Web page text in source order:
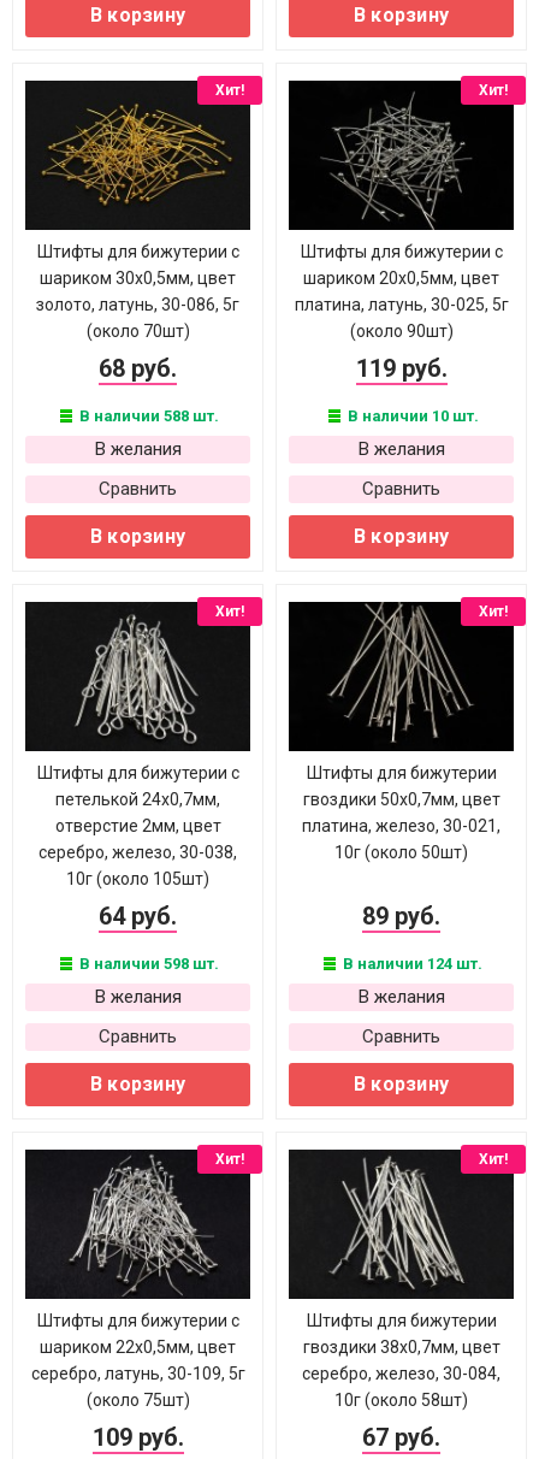
В корзину В корзину
Хит!
Штифты для бижутерии с
шариком 30х0,5мм, цвет
золото, латунь, 30-086, 5г
(около 70шт)
68 руб.
В наличии 588 шт.
В желания
Сравнить
В корзину
Хит!
Штифты для бижутерии с
шариком 20х0,5мм, цвет
платина, латунь, 30-025, 5г
(около 90шт)
119 руб.
В наличии 10 шт.
В желания
Сравнить
В корзину
Хит!
Штифты для бижутерии с
петелькой 24х0,7мм,
отверстие 2мм, цвет
серебро, железо, 30-038,
10г (около 105шт)
64 руб.
В наличии 598 шт.
В желания
Сравнить
В корзину
Хит!
Штифты для бижутерии
гвоздики 50х0,7мм, цвет
платина, железо, 30-021,
10г (около 50шт)
89 руб.
В наличии 124 шт.
В желания
Сравнить
В корзину
Хит!
Штифты для бижутерии с
шариком 22х0,5мм, цвет
серебро, латунь, 30-109, 5г
(около 75шт)
109 руб.
Хит!
Штифты для бижутерии
гвоздики 38х0,7мм, цвет
серебро, железо, 30-084,
10г (около 58шт)
67 руб.